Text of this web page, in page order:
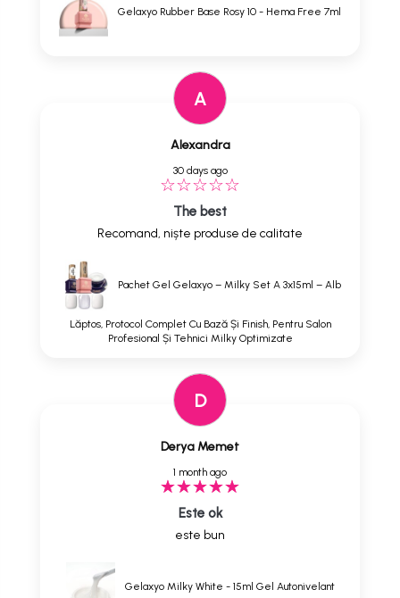
Gelaxyo Rubber Base Rosy 10 - Hema Free 7ml
A
Alexandra
30 days ago
The best
Recomand, niște produse de calitate
Pachet Gel Gelaxyo – Milky Set A 3x15ml – Alb
Lăptos, Protocol Complet Cu Bază Și Finish, Pentru Salon
Profesional Și Tehnici Milky Optimizate
D
Derya Memet
1 month ago
Este ok
este bun
Gelaxyo Milky White - 15ml Gel Autonivelant